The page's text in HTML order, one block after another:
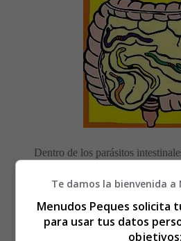
Dentro de los parásitos
Ascaris Lumbricoides.
Giardia Lambia.
Ameba Histolitica.
Te damos la bienvenida a
Menudos Peques solicita
para usar tus datos
objetivos: